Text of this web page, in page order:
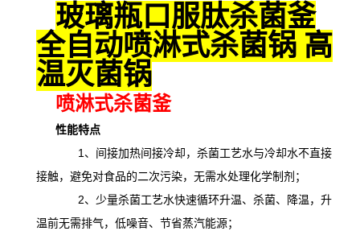
玻璃瓶口服肽杀菌釜
全自动喷淋式杀菌锅 高
温灭菌锅
喷淋式杀菌釜
性能特点
1、间接加热间接冷却，杀菌工艺水与冷却水不直接
接触，避免对食品的二次污染，无需水处理化学制剂；
2、少量杀菌工艺水快速循环升温、杀菌、降温，升
温前无需排气，低噪音、节省蒸汽能源；